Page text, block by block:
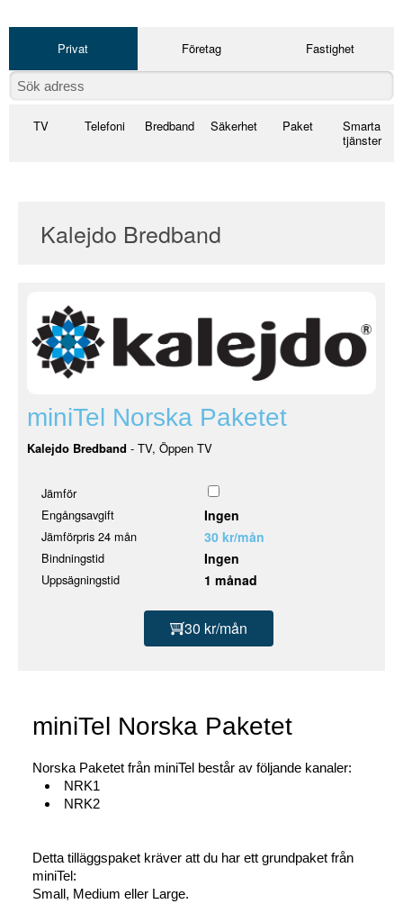
Privat Företag Fastighet
TV Telefoni Bredband Säkerhet Paket
Smarta
tjänster
Kalejdo Bredband
miniTel Norska Paketet
Kalejdo Bredband - TV, Öppen TV
Jämför
Engångsavgift
Ingen
Jämförpris 24 mån 30 kr/mån
Bindningstid Ingen
Uppsägningstid 1 månad
30 kr/mån
miniTel Norska Paketet
Norska Paketet från miniTel består av följande kanaler:
NRK1
NRK2
Detta tilläggspaket kräver att du har ett grundpaket från
miniTel:
Small, Medium eller Large.